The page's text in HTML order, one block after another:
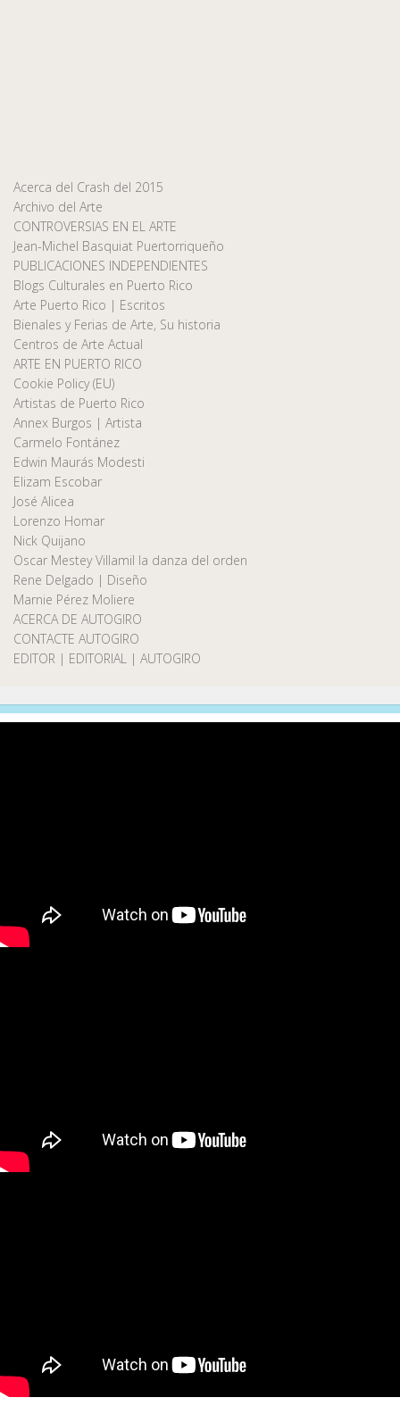
Acerca del Crash del 2015
Archivo del Arte
CONTROVERSIAS EN EL ARTE
Jean-Michel Basquiat Puertorriqueño
PUBLICACIONES INDEPENDIENTES
Blogs Culturales en Puerto Rico
Arte Puerto Rico | Escritos
Bienales y Ferias de Arte, Su historia
Centros de Arte Actual
ARTE EN PUERTO RICO
Cookie Policy (EU)
Artistas de Puerto Rico
Annex Burgos | Artista
Carmelo Fontánez
Edwin Maurás Modesti
Elizam Escobar
José Alicea
Lorenzo Homar
Nick Quijano
Oscar Mestey Villamil la danza del orden
Rene Delgado | Diseño
Marnie Pérez Moliere
ACERCA DE AUTOGIRO
CONTACTE AUTOGIRO
EDITOR | EDITORIAL | AUTOGIRO